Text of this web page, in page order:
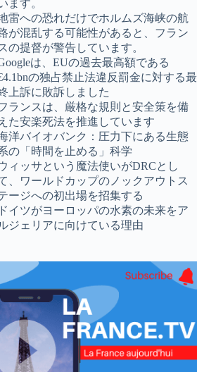
ます。
雷への恐れだけでホルムズ海峡の航
が混乱する可能性があると、フラン
の提督が警告しています。
は、EUの過去最高額である
の独占禁止法違反罰金に対する最
上訴に敗訴しました
ランスは、厳格な規則と安全策を備
えた安楽死法を推進しています
洋バイオバンク：圧力下にある生態
の「時間を止める」科学
ィッサという魔法使いがDRCとし
、ワールドカップのノックアウトス
ージへの初出場を招集する
ドイツがヨーロッパの水素の未来をア
ジェリアに向けている理由